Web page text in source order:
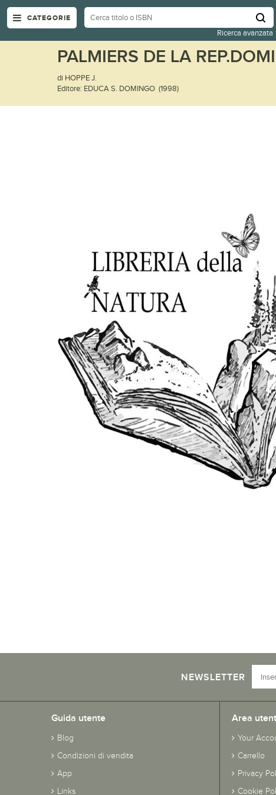
CATEGORIE
Ricerca avanzata
PALMIERS DE LA
di HOPPE J.
Editore: EDUCA S. DOMINGO (1998)
NEWSLETTER
Guida utente
Blog
Condizioni di vendita
App
Links
Area
Your
Carrello
Privacy
Cookie